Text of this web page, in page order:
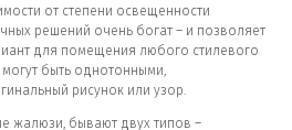
от степени освещенности
решений очень богат – и позволяет
для помещения любого стилевого
быть однотонными,
рисунок или узор.
жалюзи, бывают двух типов –